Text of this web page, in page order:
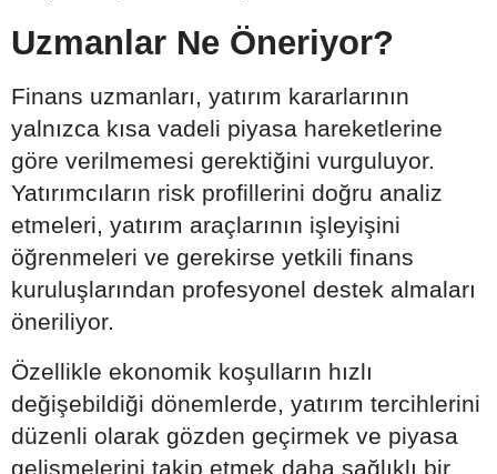
Uzmanlar Ne Öneriyor?
Finans uzmanları, yatırım kararlarının
yalnızca kısa vadeli piyasa hareketlerine
göre verilmemesi gerektiğini vurguluyor.
Yatırımcıların risk profillerini doğru analiz
etmeleri, yatırım araçlarının işleyişini
öğrenmeleri ve gerekirse yetkili finans
kuruluşlarından profesyonel destek almaları
öneriliyor.
Özellikle ekonomik koşulların hızlı
değişebildiği dönemlerde, yatırım tercihlerini
düzenli olarak gözden geçirmek ve piyasa
gelişmelerini takip etmek daha sağlıklı bir